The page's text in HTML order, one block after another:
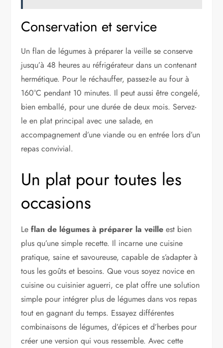
Conservation et service
Un flan de légumes à préparer la veille se conserve
jusqu’à 48 heures au réfrigérateur dans un contenant
hermétique. Pour le réchauffer, passez-le au four à
160°C pendant 10 minutes. Il peut aussi être congelé,
bien emballé, pour une durée de deux mois. Servez-
le en plat principal avec une salade, en
accompagnement d’une viande ou en entrée lors d’un
repas convivial.
Un plat pour toutes les
occasions
Leflan de légumes à préparer la veille est bien
plus qu’une simple recette. Il incarne une cuisine
pratique, saine et savoureuse, capable de s’adapter à
tous les goûts et besoins. Que vous soyez novice en
cuisine ou cuisinier aguerri, ce plat offre une solution
simple pour intégrer plus de légumes dans vos repas
tout en gagnant du temps. Essayez différentes
combinaisons de légumes, d’épices et d’herbes pour
créer une version qui vous ressemble. Avec cette